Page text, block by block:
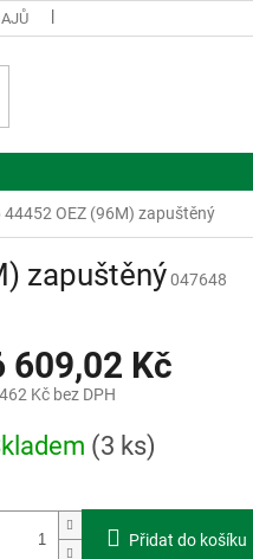
44452 OEZ (96M) zapuštěný
zapuštěný047648
609,02 Kč
Kč bez DPH
(3 ks)
Přidat do košíku